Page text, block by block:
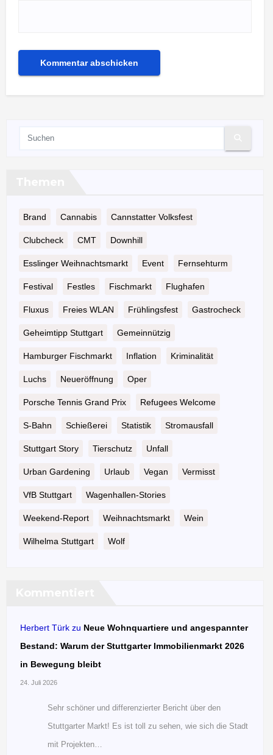
Brand Cannabis Cannstatter Volksfest
Clubcheck CMT Downhill
Esslinger Weihnachtsmarkt Event Fernsehturm
Festival Festles Fischmarkt Flughafen
Fluxus Freies WLAN Frühlingsfest Gastrocheck
Geheimtipp Stuttgart Gemeinnützig
Hamburger Fischmarkt Inflation Kriminalität
Luchs Neueröffnung Oper
Porsche Tennis Grand Prix Refugees Welcome
S-Bahn Schießerei Statistik Stromausfall
Stuttgart Story Tierschutz Unfall
Urban Gardening Urlaub Vegan Vermisst
VfB Stuttgart Wagenhallen-Stories
Weekend-Report Weihnachtsmarkt Wein
Wilhelma Stuttgart Wolf
Herbert Türk zu Neue Wohnquartiere und angespannter
Bestand: Warum der Stuttgarter Immobilienmarkt 2026
in Bewegung bleibt
24. Juli 2026
Sehr schöner und differenzierter Bericht über den
Stuttgarter Markt! Es ist toll zu sehen, wie sich die Stadt
mit Projekten…